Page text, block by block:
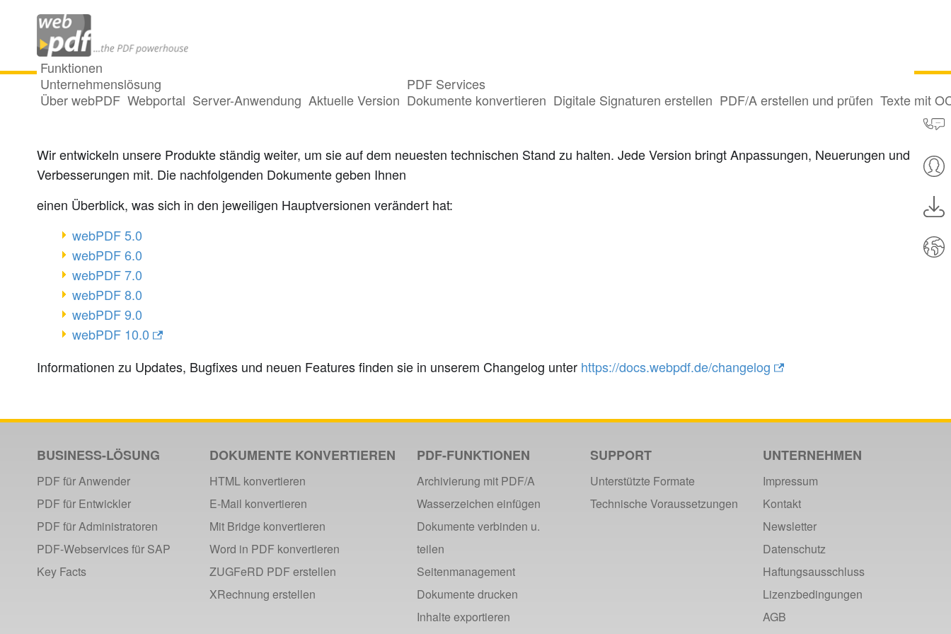
Funktionen
Unternehmenslösung
Über webPDF Webportal Server-Anwendung Aktuelle Version
PDF Services
Dokumente konvertieren Digitale Signaturen erstellen PDF/A erstellen und prüfen Texte mit
Was ist neu in welcher webPDF-Version?
Wir entwickeln unsere Produkte ständig weiter, um sie auf dem neuesten technischen Stand zu halten. Jede Version bringt Anpassungen, Neuerungen und
Verbesserungen mit. Die nachfolgenden Dokumente geben Ihnen
einen Überblick, was sich in den jeweiligen Hauptversionen verändert hat:
webPDF 5.0
webPDF 6.0
webPDF 7.0
webPDF 8.0
webPDF 9.0
webPDF 10.0
Informationen zu Updates, Bugfixes und neuen Features finden sie in unserem Changelog unter https://docs.webpdf.de/changelog
BUSINESS-LÖSUNG
PDF für Anwender
PDF für Entwickler
PDF für Administratoren
PDF-Webservices für SAP
Key Facts
DOKUMENTE KONVERTIEREN
HTML konvertieren
E-Mail konvertieren
Mit Bridge konvertieren
Word in PDF konvertieren
ZUGFeRD PDF erstellen
XRechnung erstellen
PDF-FUNKTIONEN
Archivierung mit PDF/A
Wasserzeichen einfügen
Dokumente verbinden u.
teilen
Seitenmanagement
Dokumente drucken
Inhalte exportieren
SUPPORT
Unterstützte Formate
Technische Voraussetzungen
UNTERNEHMEN
Impressum
Kontakt
Newsletter
Datenschutz
Haftungsausschluss
Lizenzbedingungen
AGB